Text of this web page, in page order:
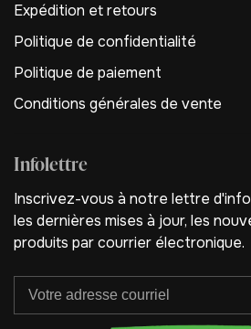
Expédition et retours
Politique de confidentialité
Politique de paiement
Conditions générales de vente
Infolettre
Inscrivez-vous à notre lettre
les dernières mises à jour, les
produits par courrier électronique.